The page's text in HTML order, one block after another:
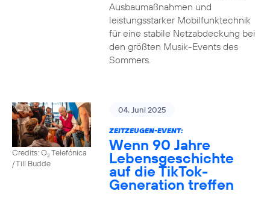
Ausbaumaßnahmen und
leistungsstarker Mobilfunktechnik
für eine stabile Netzabdeckung bei
den größten Musik-Events des
Sommers.
Credits: O2Telefónica
/ Till Budde
04. Juni 2025
ZEITZEUGEN-EVENT:
Wenn 90 Jahre
Lebensgeschichte
auf die TikTok-
Generation treffen